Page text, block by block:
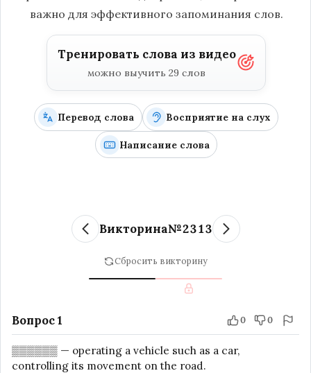
важно для эффективного запоминания слов.
Тренировать слова из видео
можно выучить 29 слов
Перевод слова Восприятие на слух
Написание слова
Викторина№2313
Сбросить викторину
Вопрос 1 0 0
▒▒▒▒▒▒ — operating a vehicle such as a car,
controlling its movement on the road.